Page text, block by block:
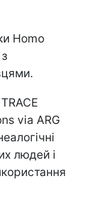
Homo
via ARG
людей і